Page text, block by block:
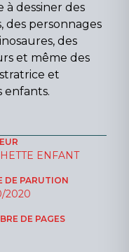
à dessiner des
des personnages
des
et même des
et
enfants.
ENFANT
DE PARUTION
2020
DE PAGES